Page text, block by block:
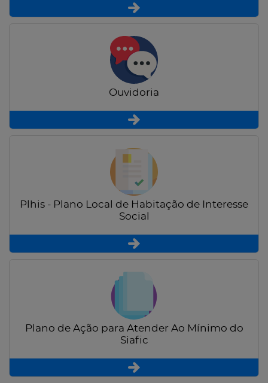
Ouvidoria
Plhis - Plano Local de Habitação de Interesse
Social
Plano de Ação para Atender Ao Mínimo do
Siafic